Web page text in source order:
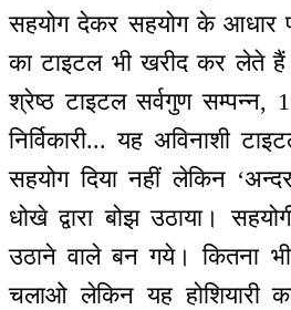
सहयोग देकर सहयोग के आधार
का टाइटल भी खरीद कर लेते
श्रेष्ठ टाइटल सर्वगुण सम्पन्न,
निर्विकारी... यह अविनाशी
सहयोग दिया नहीं लेकिन
धोखे द्वारा बोझ उठाया।
उठाने वाले बन गये। कितना
चलाओ लेकिन यह होशियारी